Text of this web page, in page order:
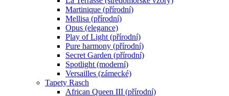
Martinique (přírodní)
Mellisa (přírodní)
Opus (elegance)
Play of Light (přírodní)
Pure harmony (přírodní)
Secret Garden (přírodní)
Spotlight (moderní)
Versailles (zámecké)
Tapety Rasch
African Queen III (přírodní)